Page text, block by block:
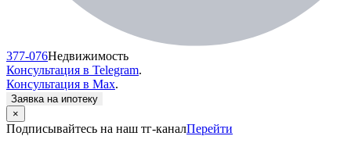
377-076Недвижимость
Консультация в Telegram.
Консультация в Max.
Заявка на ипотеку
×
Подписывайтесь на наш тг-каналПерейти